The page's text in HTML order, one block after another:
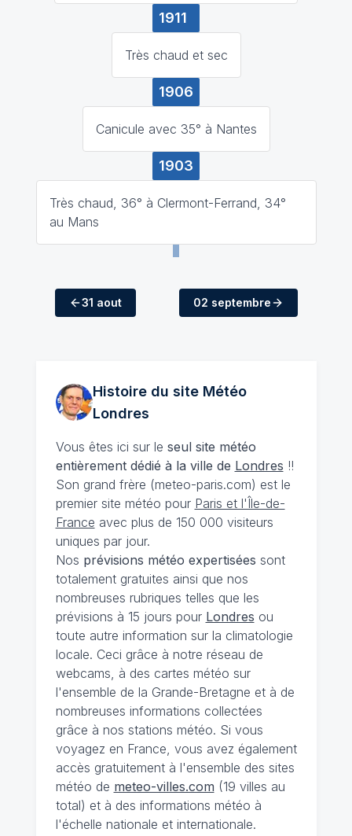
1911
Très chaud et sec
1906
Canicule avec 35° à Nantes
1903
Très chaud, 36° à Clermont-Ferrand, 34°
au Mans
31 aout 02 septembre
Histoire du site Météo
Londres
Vous êtes ici sur le seul site météo
entièrement dédié à la ville de Londres !!
Son grand frère (meteo-paris.com) est le
premier site météo pour Paris et l'Île-de-
France avec plus de 150 000 visiteurs
uniques par jour.
Nos prévisions météo expertisées sont
totalement gratuites ainsi que nos
nombreuses rubriques telles que les
prévisions à 15 jours pour Londres ou
toute autre information sur la climatologie
locale. Ceci grâce à notre réseau de
webcams, à des cartes météo sur
l'ensemble de la Grande-Bretagne et à de
nombreuses informations collectées
grâce à nos stations météo. Si vous
voyagez en France, vous avez également
accès gratuitement à l'ensemble des sites
météo de meteo-villes.com (19 villes au
total) et à des informations météo à
l'échelle nationale et internationale.